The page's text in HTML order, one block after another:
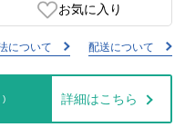
お気に入り
について 配送について
) 詳細はこちら